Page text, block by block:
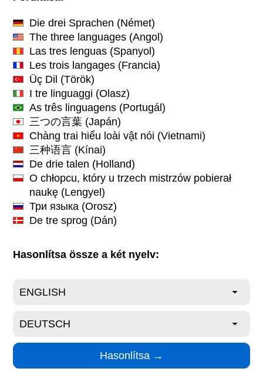
Die drei Sprachen (Német)
The three languages (Angol)
Las tres lenguas (Spanyol)
Les trois langages (Francia)
Üç Dil (Török)
I tre linguaggi (Olasz)
As três linguagens (Portugál)
三つの言葉 (Japán)
Chàng trai hiểu loài vật nói (Vietnami)
三种语言 (Kínai)
De drie talen (Holland)
O chłopcu, który u trzech mistrzów pobierał
naukę (Lengyel)
Три языка (Orosz)
De tre sprog (Dán)
Hasonlítsa össze a két nyelv: